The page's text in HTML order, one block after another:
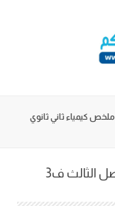
ملخص كيمياء ثاني ثانوي
ملخص كيمياء ثاني ثانوي مسارات الفصل الثالث ف3